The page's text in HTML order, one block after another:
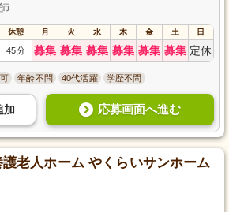
休憩 月 火 水 木 金 土 日
45分 募集 募集 募集 募集 募集 募集 定休
年齢不問 40代活躍 学歴不問
加 応募画面へ進む
老人ホーム やくらいサンホーム